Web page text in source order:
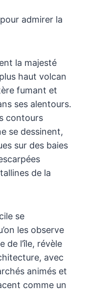
admirer la
la majesté
haut volcan
fumant et
ses alentours.
contours
se dessinent,
sur des baies
de la
se
les observe
de l’île, révèle
avec
animés et
comme un